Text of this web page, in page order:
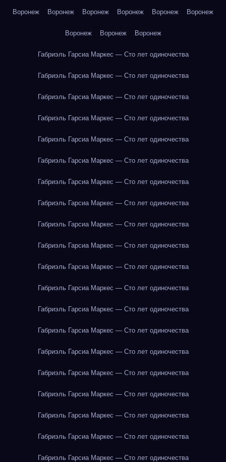
Воронеж Воронеж Воронеж Воронеж Воронеж Воронеж
Воронеж Воронеж Воронеж
Габриэль Гарсиа Маркес — Сто лет одиночества
Габриэль Гарсиа Маркес — Сто лет одиночества
Габриэль Гарсиа Маркес — Сто лет одиночества
Габриэль Гарсиа Маркес — Сто лет одиночества
Габриэль Гарсиа Маркес — Сто лет одиночества
Габриэль Гарсиа Маркес — Сто лет одиночества
Габриэль Гарсиа Маркес — Сто лет одиночества
Габриэль Гарсиа Маркес — Сто лет одиночества
Габриэль Гарсиа Маркес — Сто лет одиночества
Габриэль Гарсиа Маркес — Сто лет одиночества
Габриэль Гарсиа Маркес — Сто лет одиночества
Габриэль Гарсиа Маркес — Сто лет одиночества
Габриэль Гарсиа Маркес — Сто лет одиночества
Габриэль Гарсиа Маркес — Сто лет одиночества
Габриэль Гарсиа Маркес — Сто лет одиночества
Габриэль Гарсиа Маркес — Сто лет одиночества
Габриэль Гарсиа Маркес — Сто лет одиночества
Габриэль Гарсиа Маркес — Сто лет одиночества
Габриэль Гарсиа Маркес — Сто лет одиночества
Габриэль Гарсиа Маркес — Сто лет одиночества